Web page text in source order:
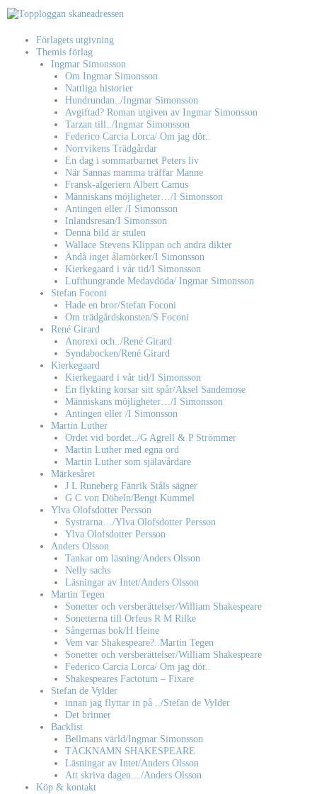
Hoppa
till
Förlagets utgivning
Themis förlag
Ingmar Simonsson
Om Ingmar Simonsson
Nattliga historier
Hundrundan../Ingmar Simonsson
Avgiftad? Roman utgiven av Ingmar Simonsson
Tarzan till../Ingmar Simonsson
Federico Carcia Lorca/ Om jag dör..
Norrvikens Trädgårdar
En dag i sommarbarnet Peters liv
När Sannas mamma träffar Manne
Fransk-algeriern Albert Camus
Människans möjligheter…/I Simonsson
Antingen eller /I Simonsson
Inlandsresan/I Simonsson
Denna bild är stulen
Wallace Stevens Klippan och andra dikter
Ändå inget ålamörker/I Simonsson
Kierkegaard i vår tid/I Simonsson
Lufthungrande Medavdöda/ Ingmar Simonsson
Stefan Foconi
Hade en bror/Stefan Foconi
Om trädgårdskonsten/S Foconi
René Girard
Anorexi och../René Girard
Syndabocken/René Girard
Kierkegaard
Kierkegaard i vår tid/I Simonsson
En flykting korsar sitt spår/Aksel Sandemose
Människans möjligheter…/I Simonsson
Antingen eller /I Simonsson
Martin Luther
Ordet vid bordet../G Agrell & P Strömmer
Martin Luther med egna ord
Martin Luther som själavårdare
Märkesåret
J L Runeberg Fänrik Ståls sägner
G C von Döbeln/Bengt Kummel
Ylva Olofsdotter Persson
Systrarna…/Ylva Olofsdotter Persson
Ylva Olofsdotter Persson
Anders Olsson
Tankar om läsning/Anders Olsson
Nelly sachs
Läsningar av Intet/Anders Olsson
Martin Tegen
Sonetter och versberättelser/William Shakespeare
Sonetterna till Orfeus R M Rilke
Sångernas bok/H Heine
Vem var Shakespeare?..Martin Tegen
Sonetter och versberättelser/William Shakespeare
Federico Carcia Lorca/ Om jag dör..
Shakespeares Factotum – Fixare
Stefan de Vylder
innan jag flyttar in på ../Stefan de Vylder
Det brinner
Backlist
Bellmans värld/Ingmar Simonsson
TÄCKNAMN SHAKESPEARE
Läsningar av Intet/Anders Olsson
Att skriva dagen…/Anders Olsson
Köp & kontakt